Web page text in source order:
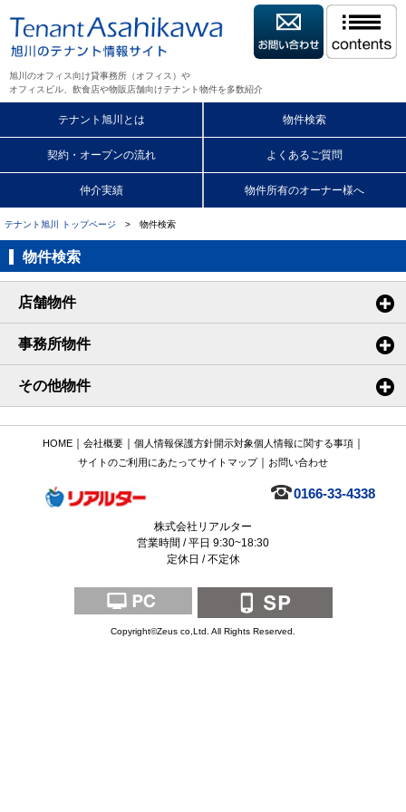
旭川のオフィス向け貸事務所（オフィス）や
オフィスビル、飲食店や物販店舗向けテナント物件を多数紹介
テナント旭川とは 物件検索
契約・オープンの流れ よくあるご質問
仲介実績 物件所有のオーナー様へ
テナント旭川 トップページ > 物件検索
物件検索
店舗物件
事務所物件
その他物件
HOME｜ 会社概要｜ 個人情報保護方針開示対象個人情報に関する事項｜
サイトのご利用にあたってサイトマップ｜ お問い合わせ
0166-33-4338
株式会社リアルター
営業時間 / 平日 9:30~18:30
定休日 / 不定休
Copyright©Zeus co,Ltd. All Rights Reserved.